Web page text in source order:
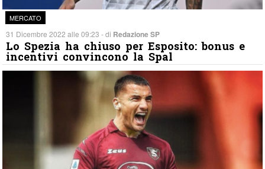
MERCATO
31 Dicembre 2022 alle 09:23 - di Redazione SP
Lo Spezia ha chiuso per Esposito: bonus e
incentivi convincono la Spal